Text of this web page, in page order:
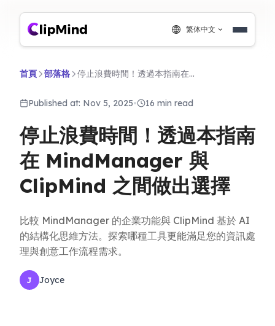
繁体中文
首頁 部落格 停止浪費時間！透過本指南在 MindManager 與 ClipMind 之間做出選擇
Published at: Nov 5, 2025• 16 min read
停止浪費時間！透過本指南
在 MindManager 與
ClipMind 之間做出選擇
比較 MindManager 的企業功能與 ClipMind 基於 AI
的結構化思維方法。探索哪種工具更能滿足您的資訊處
理與創意工作流程需求。
J Joyce